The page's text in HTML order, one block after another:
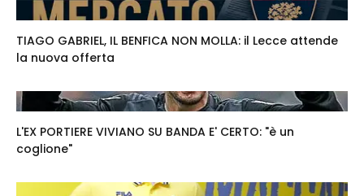
TIAGO GABRIEL, IL BENFICA NON MOLLA: il Lecce attende
la nuova offerta
L'EX PORTIERE VIVIANO SU BANDA E' CERTO: "è un
coglione"